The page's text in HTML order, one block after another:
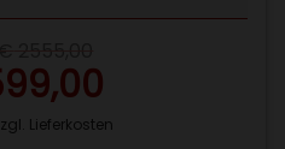
Lieferkosten